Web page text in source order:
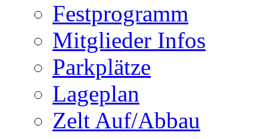
Festprogramm
Mitglieder Infos
Parkplätze
Lageplan
Zelt Auf/Abbau